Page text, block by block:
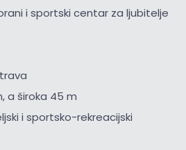
i sportski centar za ljubitelje
a široka 45 m
i sportsko-rekreacijski